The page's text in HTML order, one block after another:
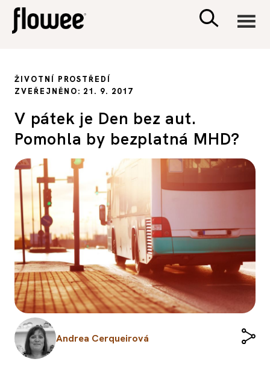
PSYCHOLOGIE
RODINA A DĚTI
SEX A VZTAHY
PORADNA
ŽIVOTNÍ PROSTŘEDÍ
ZVEŘEJNĚNO: 21. 9. 2017
V pátek je Den bez aut.
Pomohla by bezplatná MHD?
Andrea Cerqueirová